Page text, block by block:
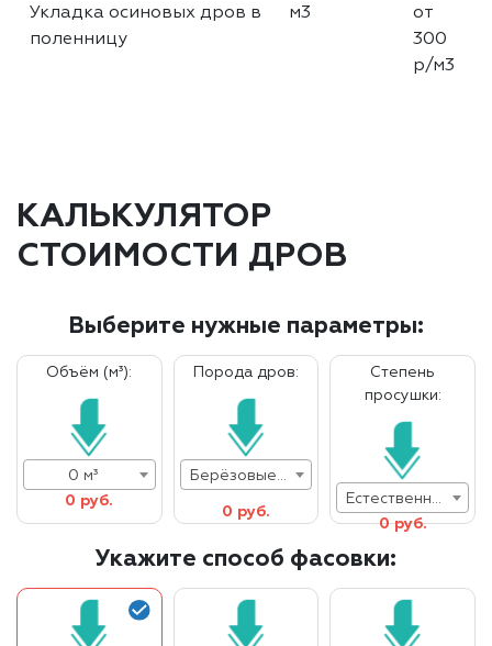
Укладка осиновых дров в
поленницу
м3
от
300
р/м3
КАЛЬКУЛЯТОР
СТОИМОСТИ ДРОВ
Выберите нужные параметры:
Объём (м³):
0 м³
0 руб.
Порода дров:
Берёзовые дрова
0 руб.
Степень
просушки:
Естественная влажность
0 руб.
Укажите способ фасовки: